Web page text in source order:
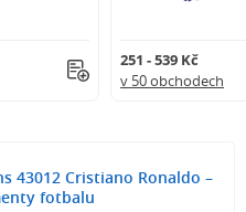
251 - 539 Kč
v 50 obchodech
43012 Cristiano Ronaldo –
fotbalu